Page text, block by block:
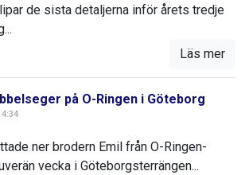
de sista detaljerna inför årets tredje
Läs mer
på O-Ringen i Göteborg
ner brodern Emil från O-Ringen-
vecka i Göteborgsterrängen...